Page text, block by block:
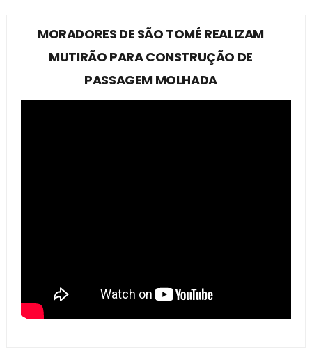
MORADORES DE SÃO TOMÉ REALIZAM
MUTIRÃO PARA CONSTRUÇÃO DE
PASSAGEM MOLHADA